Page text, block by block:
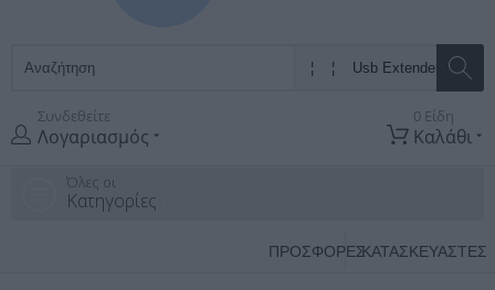
Συνδεθείτε
Λογαριασμός
0 Είδη
Καλάθι
Όλες οι
Κατηγορίες
ΠΡΟΣΦΟΡΕΣΚΑΤΑΣΚΕΥΑΣΤΈΣ